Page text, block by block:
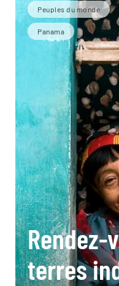
Peuples du monde
Panama
Rendez-
terres